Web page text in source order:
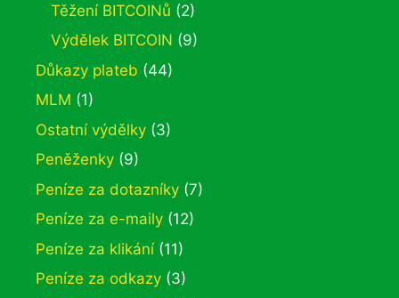
Těžení BITCOINů (2)
Výdělek BITCOIN (9)
Důkazy plateb (44)
MLM (1)
Ostatní výdělky (3)
Peněženky (9)
Peníze za dotazníky (7)
Peníze za e-maily (12)
Peníze za klikání(11)
Peníze za odkazy (3)